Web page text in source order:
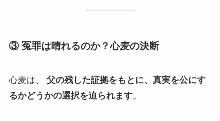
③ 冤罪は晴れるのか？心麦の決断
心麦は、 父の残した証拠をもとに、真実を公にす
るかどうかの選択を迫られます。